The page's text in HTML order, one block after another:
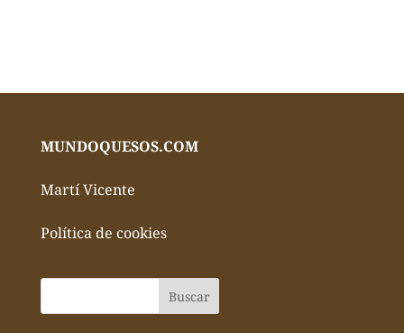
MUNDOQUESOS.COM
Martí Vicente
Política de cookies